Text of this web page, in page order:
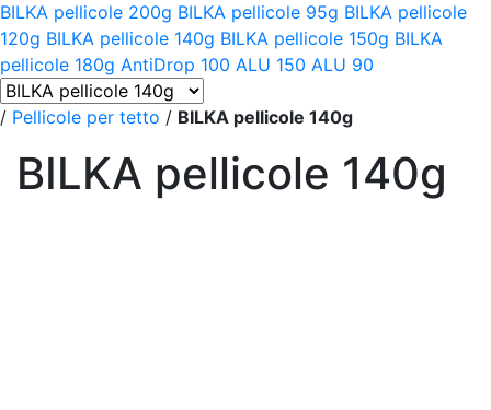
BILKA pellicole 200g BILKA pellicole 95g BILKA pellicole
120g BILKA pellicole 140g BILKA pellicole 150g BILKA
pellicole 180g AntiDrop 100 ALU 150 ALU 90
/ Pellicole per tetto / BILKA pellicole 140g
BILKA pellicole 140g